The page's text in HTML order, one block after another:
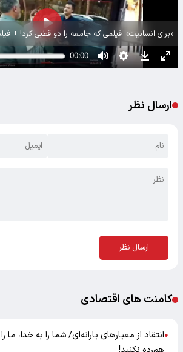
«برای انسانیت»؛ فیلمی که جامعه را دو قطبی کرد! +
ارسال نظر
ارسال نظر
کامنت های اقتصادی
●انتقاد از معیارهای یارانه‌ای/ شما را به خدا، ما